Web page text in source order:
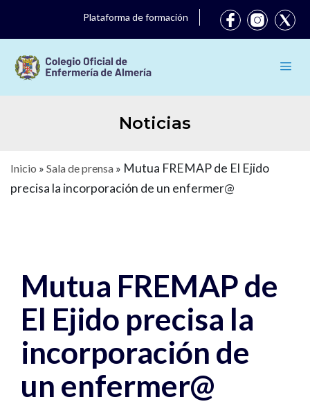
Plataforma de formación
Noticias
Inicio » Sala de prensa » Mutua FREMAP de El Ejido
precisa la incorporación de un enfermer@
Mutua FREMAP de
El Ejido precisa la
incorporación de
un enfermer@